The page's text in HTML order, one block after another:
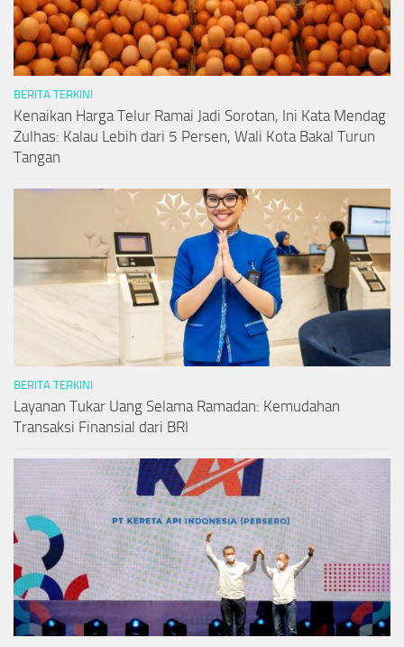
BERITA TERKINI
Kenaikan Harga Telur Ramai Jadi Sorotan, Ini Kata Mendag
Zulhas: Kalau Lebih dari 5 Persen, Wali Kota Bakal Turun
Tangan
BERITA TERKINI
Layanan Tukar Uang Selama Ramadan: Kemudahan
Transaksi Finansial dari BRI